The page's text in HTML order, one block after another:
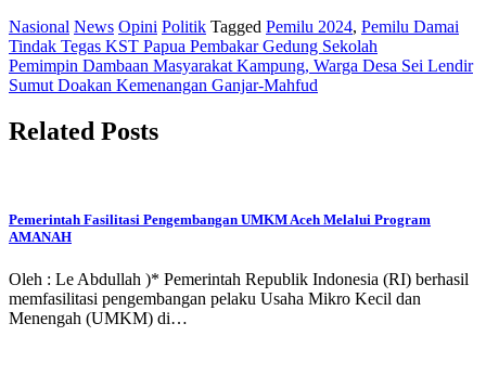
Nasional News Opini Politik Tagged Pemilu 2024, Pemilu Damai
Post
navigation
Tindak Tegas KST Papua Pembakar Gedung Sekolah
Pemimpin Dambaan Masyarakat Kampung, Warga Desa Sei Lendir
Sumut Doakan Kemenangan Ganjar-Mahfud
Related Posts
Pemerintah Fasilitasi Pengembangan UMKM Aceh Melalui Program
AMANAH
Oleh : Le Abdullah )* Pemerintah Republik Indonesia (RI) berhasil
memfasilitasi pengembangan pelaku Usaha Mikro Kecil dan
Menengah (UMKM) di…